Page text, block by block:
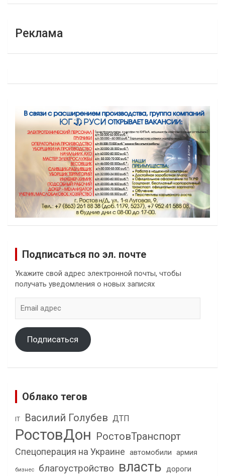
Реклама
Подписаться по эл. почте
Укажите свой адрес электронной почты, чтобы
получать уведомления о новых записях
адрес
Подписаться
Облако тегов
IT Василий Голубев ДТП
РостовДон РостовТранспорт
Спецоперация на Украине автомобили армия
бизнес благоустройство власть дороги